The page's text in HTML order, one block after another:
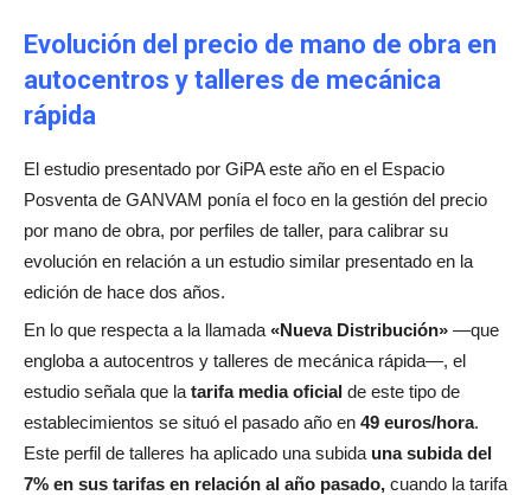
Evolución del precio de mano de obra en
autocentros y talleres de mecánica
rápida
El estudio presentado por GiPA este año en el Espacio
Posventa de GANVAM ponía el foco en la gestión del precio
por mano de obra, por perfiles de taller, para calibrar su
evolución en relación a un estudio similar presentado en la
edición de hace dos años.
En lo que respecta a la llamada «Nueva Distribución» —que
engloba a autocentros y talleres de mecánica rápida—, el
estudio señala que la tarifa media oficial de este tipo de
establecimientos se situó el pasado año en 49 euros/hora.
Este perfil de talleres ha aplicado una subida una subida del
7% en sus tarifas en relación al año pasado, cuando la tarifa